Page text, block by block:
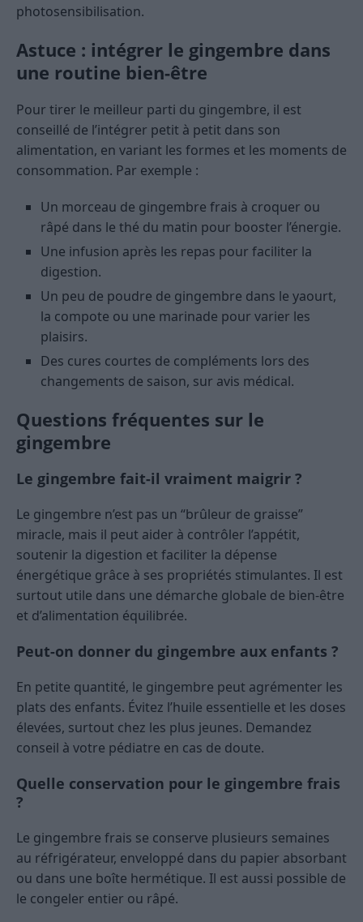
photosensibilisation.
Astuce : intégrer le gingembre dans
une routine bien-être
Pour tirer le meilleur parti du gingembre, il est
conseillé de l’intégrer petit à petit dans son
alimentation, en variant les formes et les moments de
consommation. Par exemple :
Un morceau de gingembre frais à croquer ou
râpé dans le thé du matin pour booster l’énergie.
Une infusion après les repas pour faciliter la
digestion.
Un peu de poudre de gingembre dans le yaourt,
la compote ou une marinade pour varier les
plaisirs.
Des cures courtes de compléments lors des
changements de saison, sur avis médical.
Questions fréquentes sur le
gingembre
Le gingembre fait-il vraiment maigrir ?
Le gingembre n’est pas un “brûleur de graisse”
miracle, mais il peut aider à contrôler l’appétit,
soutenir la digestion et faciliter la dépense
énergétique grâce à ses propriétés stimulantes. Il est
surtout utile dans une démarche globale de bien-être
et d’alimentation équilibrée.
Peut-on donner du gingembre aux enfants ?
En petite quantité, le gingembre peut agrémenter les
plats des enfants. Évitez l’huile essentielle et les doses
élevées, surtout chez les plus jeunes. Demandez
conseil à votre pédiatre en cas de doute.
Quelle conservation pour le gingembre frais
?
Le gingembre frais se conserve plusieurs semaines
au réfrigérateur, enveloppé dans du papier absorbant
ou dans une boîte hermétique. Il est aussi possible de
le congeler entier ou râpé.